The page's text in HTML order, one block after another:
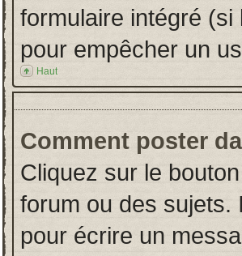
formulaire intégré (si
pour empêcher un
Haut
Comment poster
Cliquez sur le
forum ou des sujets.
pour écrire un